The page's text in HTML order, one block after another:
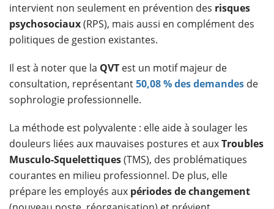
intervient non seulement en prévention des risques
psychosociaux(RPS), mais aussi en complément des
politiques de gestion existantes.
Il est à noter que la QVT est un motif majeur de
consultation, représentant50,08 % des demandes de
sophrologie professionnelle.
La méthode est polyvalente : elle aide à soulager les
douleurs liées aux mauvaises postures et auxTroubles
Musculo-Squelettiques(TMS), des problématiques
courantes en milieu professionnel. De plus, elle
prépare les employés aux périodes de changement